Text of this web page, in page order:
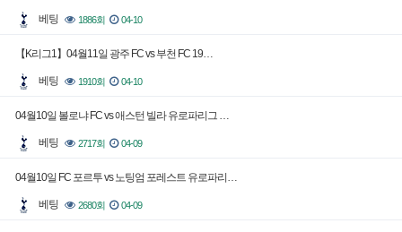
베팅 1886회 04-10
【K리그1】04월11일 광주 FC vs 부천 FC 19…
베팅 1910회 04-10
04월10일 볼로냐 FC vs 애스턴 빌라 유로파리그 …
베팅 2717회 04-09
04월10일 FC 포르투 vs 노팅엄 포레스트 유로파리…
베팅 2680회 04-09